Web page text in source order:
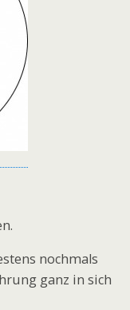
nochmals
ganz in sich